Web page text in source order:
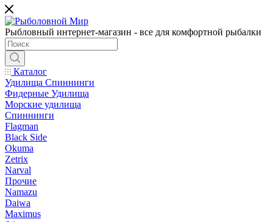
Рыбловный интернет-магазин - все для комфортной рыбалки
Каталог
Удилища Спиннинги
Фидерные Удилища
Морские удилища
Спиннинги
Flagman
Black Side
Okuma
Zetrix
Narval
Прочие
Namazu
Daiwa
Maximus